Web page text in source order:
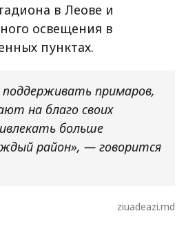
в Леове и
освещения в
пунктах.
примаров,
на благо своих
больше
район», — говорится
ziuadeazi.md